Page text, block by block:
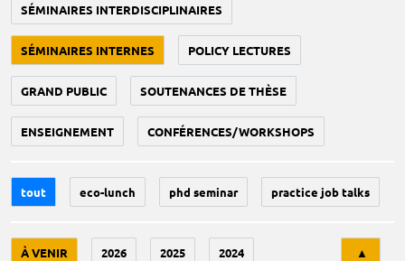
SÉMINAIRES INTERDISCIPLINAIRES
SÉMINAIRES INTERNES POLICY LECTURES
GRAND PUBLIC SOUTENANCES DE THÈSE
ENSEIGNEMENT CONFÉRENCES/WORKSHOPS
tout eco-lunch phd seminar practice job talks
À VENIR 2026 2025 2024 ▲